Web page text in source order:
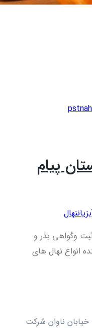
پیام
نهال
وگواهی بذر و
انواع نهال های
تالش- خیابان ناوان شرکت